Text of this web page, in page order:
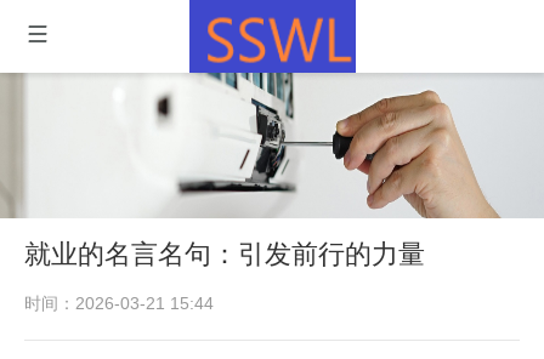
就业的名言名句：引发前行的力量
时间：2026-03-21 15:44